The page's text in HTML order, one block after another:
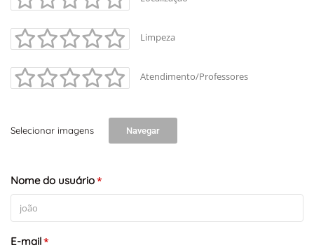
Limpeza
Atendimento/Professores
Selecionar imagens Navegar
Nome do usuário*
E-mail*